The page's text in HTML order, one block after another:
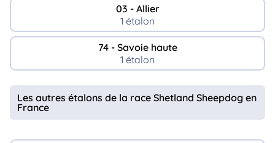
03 - Allier
1 étalon
74 - Savoie haute
1 étalon
Les autres étalons de la race Shetland Sheepdog en
France